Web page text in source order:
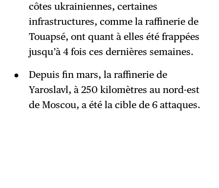
côtes ukrainiennes, certaines
infrastructures, comme la raffinerie de
Touapsé, ont quant à elles été frappées
jusqu’à 4 fois ces dernières semaines.
Depuis fin mars, la raffinerie de
Yaroslavl, à 250 kilomètres au nord-est
de Moscou, a été la cible de 6 attaques.